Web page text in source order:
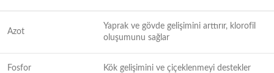
Azot
Yaprak ve gövde gelişimini arttırır, klorofil
oluşumunu sağlar
Fosfor Kök gelişimini ve çiçeklenmeyi destekler